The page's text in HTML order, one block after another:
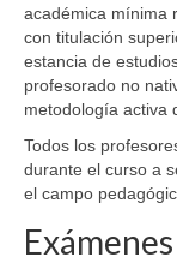
académica mínima
con titulación
estancia de
profesorado no
metodología activa
Todos los
durante el curso a
el campo